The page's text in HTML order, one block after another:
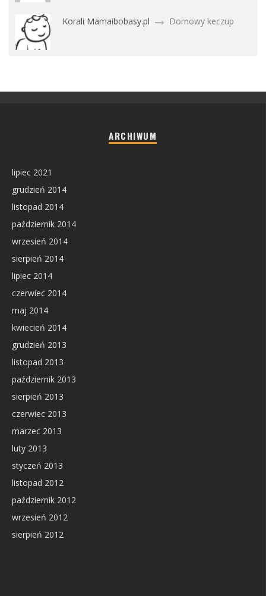
Korali Mamaibobasy.pl Domowy keczup
ARCHIWUM
lipiec 2021
grudzień 2014
listopad 2014
październik 2014
wrzesień 2014
sierpień 2014
lipiec 2014
czerwiec 2014
maj 2014
kwiecień 2014
grudzień 2013
listopad 2013
październik 2013
sierpień 2013
czerwiec 2013
marzec 2013
luty 2013
styczeń 2013
listopad 2012
październik 2012
wrzesień 2012
sierpień 2012